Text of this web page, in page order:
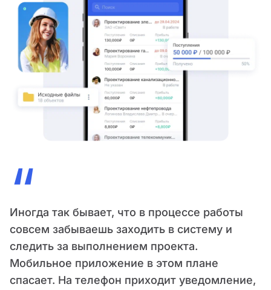
“
Иногда так бывает, что в процессе работы
совсем забываешь заходить в систему и
следить за выполнением проекта.
Мобильное приложение в этом плане
спасает. На телефон приходит уведомление,